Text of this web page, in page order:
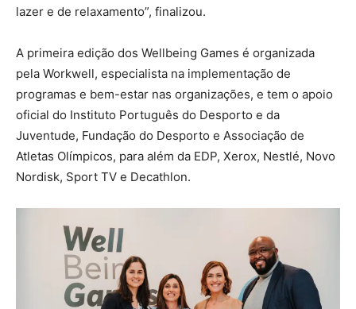
lazer e de relaxamento”, finalizou.
A primeira edição dos Wellbeing Games é organizada
pela Workwell, especialista na implementação de
programas e bem-estar nas organizações, e tem o apoio
oficial do Instituto Português do Desporto e da
Juventude, Fundação do Desporto e Associação de
Atletas Olímpicos, para além da EDP, Xerox, Nestlé, Novo
Nordisk, Sport TV e Decathlon.